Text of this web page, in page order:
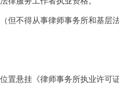
但不得从事律师事务所和基层
置悬挂《律师事务所执业许可证